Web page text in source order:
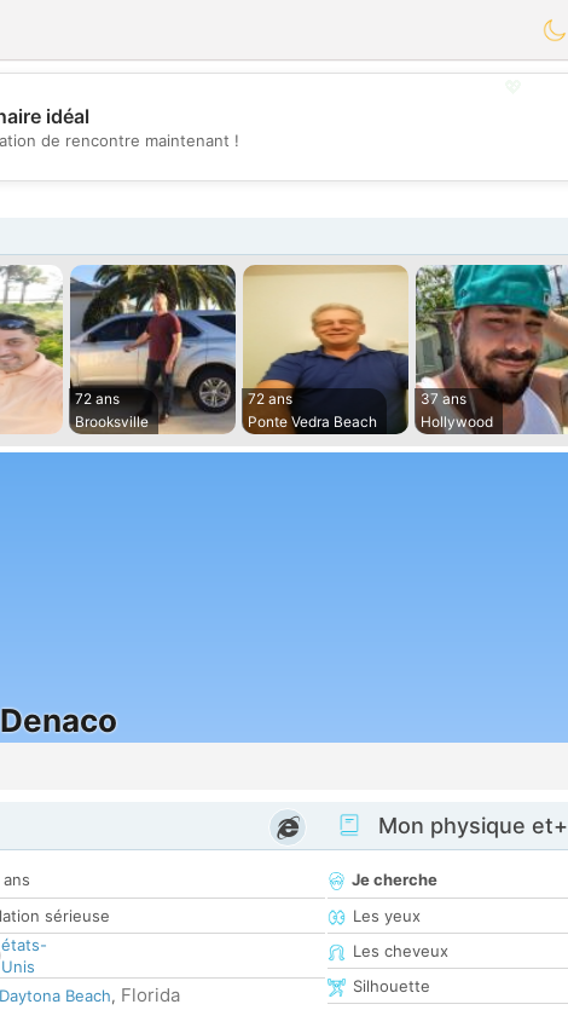
💕
idéal
de rencontre maintenant !
72 ans
Brooksville
72 ans
Ponte Vedra Beach
37 ans
Hollywood
Denaco
sérieuse
états-
Unis
Daytona Beach, Florida
Mon physique et+
Je cherche
Les yeux
Les cheveux
Silhouette